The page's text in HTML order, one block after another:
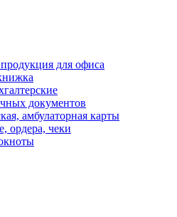
для офиса
документов
амбулаторная карты
ордера, чеки